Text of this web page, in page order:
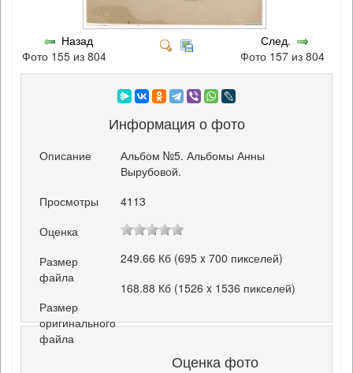
Назад
Фото 155 из 804
След.
Фото 157 из 804
Информация о фото
Описание
Альбом №5. Альбомы Анны
Вырубовой.
Просмотры
4113
Оценка
Размер
файла
249.66 Кб (695 x 700 пикселей)
Размер
оригинального
файла
168.88 Кб (1526 x 1536 пикселей)
Оценка фото